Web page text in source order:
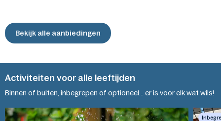
Bekijk alle aanbiedingen
Activiteiten voor alle leeftijden
Binnen of buiten, inbegrepen of optioneel... er is voor elk wat wils!
Kids